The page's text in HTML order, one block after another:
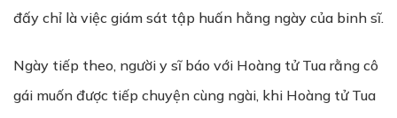
đấy chỉ là việc giám sát tập huấn hằng ngày của binh sĩ.
Ngày tiếp theo, người y sĩ báo với Hoàng tử Tua rằng cô
gái muốn được tiếp chuyện cùng ngài, khi Hoàng tử Tua